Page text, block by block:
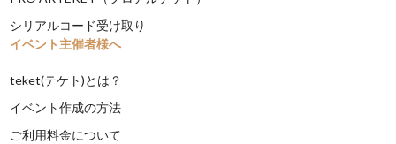
シリアルコード受け取り
イベント主催者様へ
teket(テケト)とは？
イベント作成の方法
ご利用料金について